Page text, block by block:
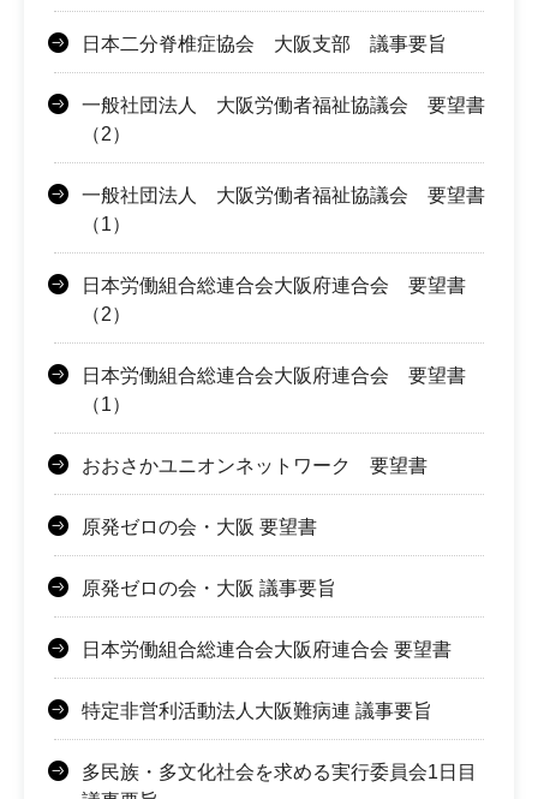
日本二分脊椎症協会 大阪支部 議事要旨
一般社団法人 大阪労働者福祉協議会 要望書
（2）
一般社団法人 大阪労働者福祉協議会 要望書
（1）
日本労働組合総連合会大阪府連合会 要望書
（2）
日本労働組合総連合会大阪府連合会 要望書
（1）
おおさかユニオンネットワーク 要望書
原発ゼロの会・大阪 要望書
原発ゼロの会・大阪 議事要旨
日本労働組合総連合会大阪府連合会 要望書
特定非営利活動法人大阪難病連 議事要旨
多民族・多文化社会を求める実行委員会1日目